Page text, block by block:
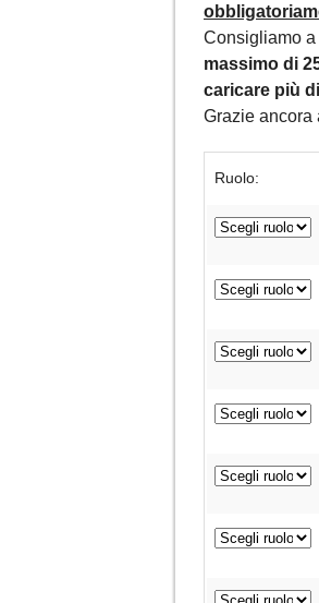
Consigliamo
massimo di
caricare più
Grazie ancora
Ruolo: